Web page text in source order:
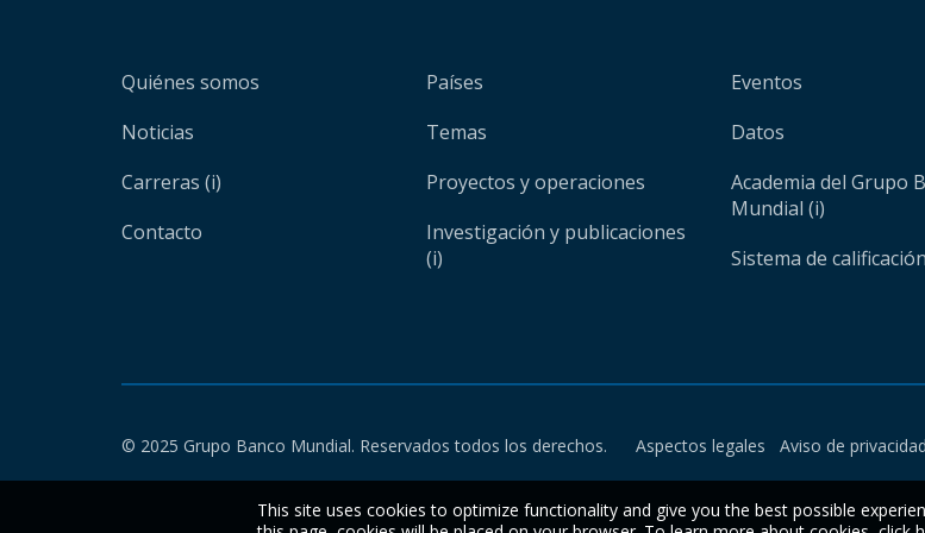
Quiénes somos
Noticias
Carreras (i)
Contacto
Países
Temas
Proyectos y operaciones
Investigación y publicaciones
(i)
Eventos
Datos
Academia del Grupo
Mundial (i)
Sistema de
© 2025 Grupo Banco Mundial. Reservados todos los derechos. Aspectos legales Aviso de privacidad
This site uses cookies to optimize functionality and give you the best possible